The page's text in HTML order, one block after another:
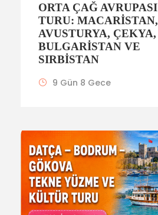
ORTA ÇAĞ AVRUPASI
TURU: MACARISTAN,
AVUSTURYA, ÇEKYA,
BULGARISTAN VE
SIRBISTAN
9 Gün 8 Gece